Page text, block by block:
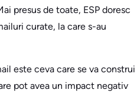
presus de toate, ESP doresc
curate, la care s-au
este ceva care se va construi
pot avea un impact negativ